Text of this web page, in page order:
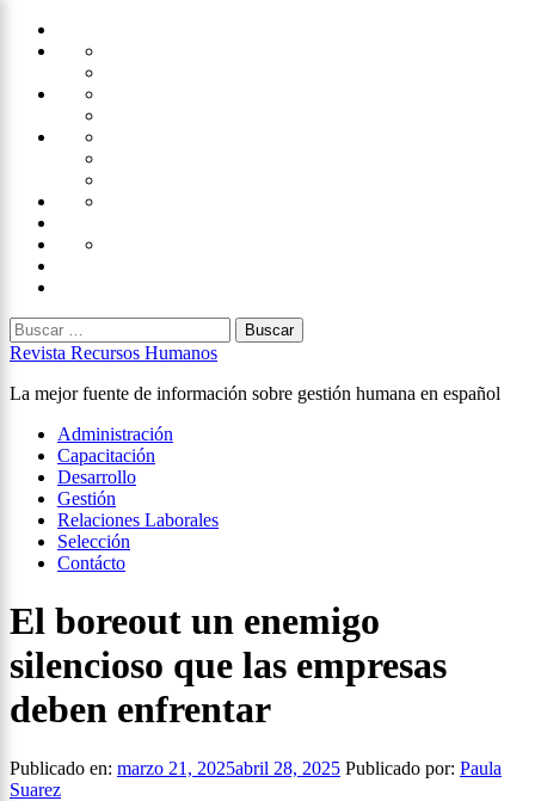
Saltar
Administración
Capacitación
Desarrollo
Gestión
Laborales
Selección
Buscar:
Revista Recursos Humanos
La mejor fuente de información sobre gestión humana en español
Menú
principal
Administración
Capacitación
Desarrollo
Gestión
Relaciones Laborales
Selección
Contácto
El boreout un enemigo
silencioso que las empresas
deben enfrentar
Publicado en: marzo 21, 2025abril 28, 2025 Publicado por: Paula
Suarez